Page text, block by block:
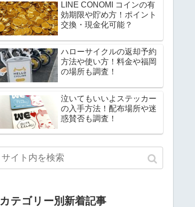
LINE CONOMI コインの有
効期限や貯め方！ポイント
交換・現金化可能？
ハローサイクルの返却予約
方法や使い方！料金や福岡
の場所も調査！
泣いてもいいよステッカー
の入手方法！配布場所や迷
惑賛否も調査！
カテゴリー別新着記事